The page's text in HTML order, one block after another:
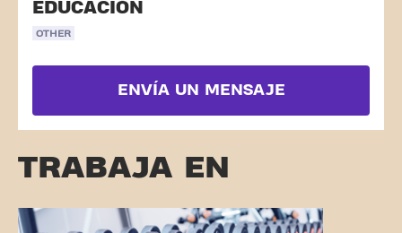
EDUCACIÓN
OTHER
ENVÍA UN MENSAJE
TRABAJA EN